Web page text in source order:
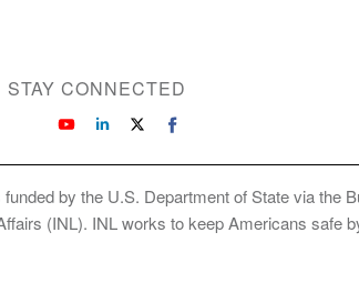
STAY CONNECTED
by the U.S. Department of State via the
(INL). INL works to keep Americans safe